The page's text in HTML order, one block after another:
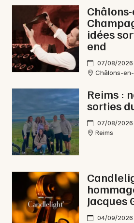
Sports
Soirées
Sorties famille
Sorties & loisirs
Electro dans la Marne
Electro en Champagne-Ardenne
Electro dans le Grand Est
Paris
Strasbourg
Toulouse
Toutes les villes
idées
end
07/08/
Châlons-
Reims :
sorties
07/08/
Reims
Jacques
04/09/